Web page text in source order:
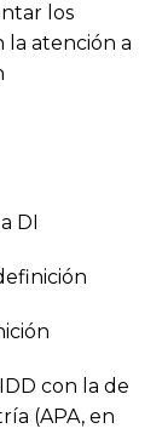
los
la atención a
DI
con la de
(APA, en